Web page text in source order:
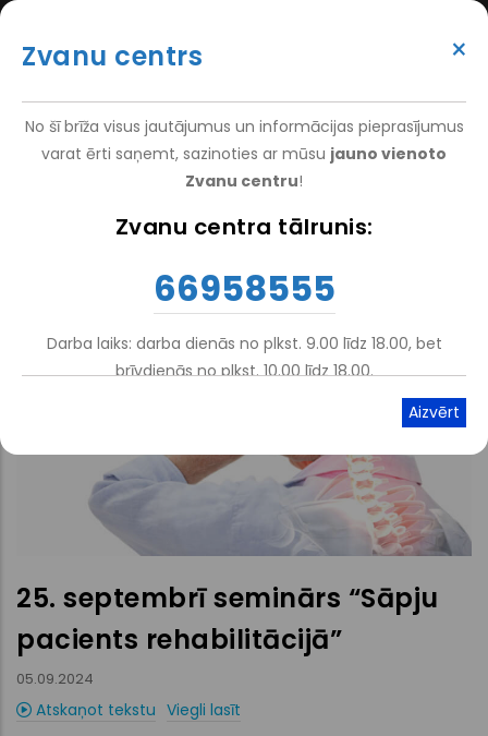
Pārlekt
galveno
MENU
VAKANCES
DARBINIEKIEM
Atpakaļceļš
25. septembrī seminārs “Sāpju
pacients rehabilitācijā”
05.09.2024
Atskaņot tekstu Viegli lasīt
×
Zvanu centrs
No šī brīža visus jautājumus un informācijas pieprasījumus
varat ērti saņemt, sazinoties ar mūsu jauno vienoto
Zvanu centru!
Zvanu centra tālrunis:
66958555
Darba laiks: darba dienās no plkst. 9.00 līdz 18.00, bet
brīvdienās no plkst. 10.00 līdz 18.00.